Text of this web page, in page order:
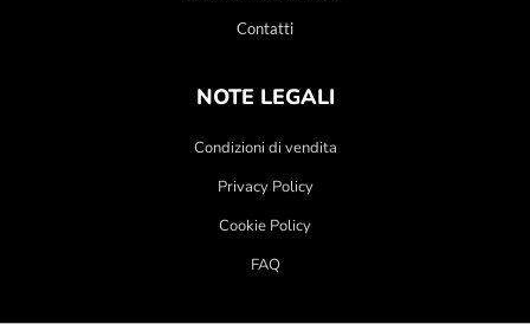
Contatti
NOTE LEGALI
Condizioni di vendita
Privacy Policy
Cookie Policy
FAQ